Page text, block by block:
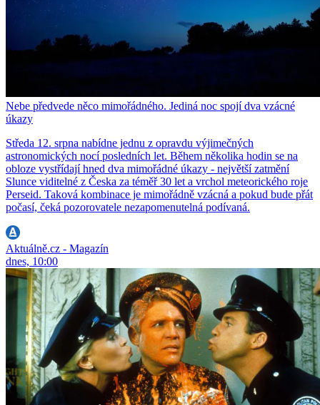
Nebe předvede něco mimořádného. Jediná noc spojí dva vzácné
úkazy
Středa 12. srpna nabídne jednu z opravdu výjimečných
astronomických nocí posledních let. Během několika hodin se na
obloze vystřídají hned dva mimořádné úkazy - největší zatmění
Slunce viditelné z Česka za téměř 30 let a vrchol meteorického roje
Perseid. Taková kombinace je mimořádně vzácná a pokud bude přát
počasí, čeká pozorovatele nezapomenutelná podívaná.
Aktuálně.cz - Magazín
dnes, 10:00